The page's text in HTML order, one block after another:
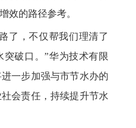
效的路径参考。
了，不仅帮我们理清了
破口。”华为技术有限
一步加强与市节水办的
会责任，持续提升节水